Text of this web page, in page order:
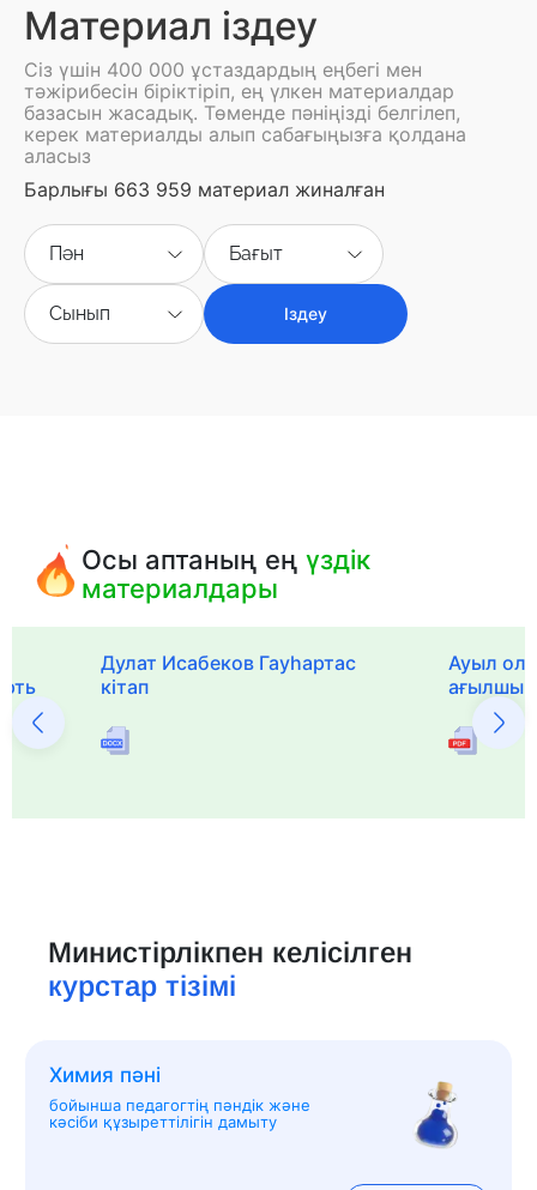
Материал іздеу
Сіз үшін 400 000 ұстаздардың еңбегі мен
тәжірибесін біріктіріп, ең үлкен материалдар
базасын жасадық. Төменде пәніңізді белгілеп,
керек материалды алып сабағыңызға қолдана
аласыз
Барлығы 663 959 материал жиналған
Пән Бағыт
Сынып Іздеу
Осы аптаның еңүздік
материалдары
Дулат Исабеков Гауһартас
кітап
Ауыл
ағылшын
Министірлікпен келісілген
курстар тізімі
Химия пәні
бойынша педагогтің пәндік және
кәсіби құзыреттілігін дамыту